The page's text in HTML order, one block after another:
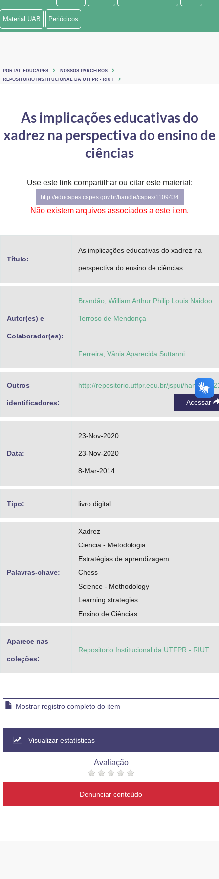
Ministério de Minas e Energia
Ministério do Turismo
Controladoria-Geral da União
Ministério da Mulher, da Família e dos Direitos Humanos
Secretaria de Governo
Gabinete de Segurança Institucional
Material UAB Periódicos
PORTAL EDUCAPES
NOSSOS PARCEIROS
REPOSITORIO INSTITUCIONAL DA UTFPR - RIUT
As implicações educativas do
xadrez na perspectiva do ensino de
ciências
Use este link compartilhar ou citar este material:
http://educapes.capes.gov.br/handle/capes/1109434
Não existem arquivos associados a este item.
Título:
As implicações educativas do xadrez na
perspectiva do ensino de ciências
Autor(es) e
Colaborador(es):
Brandão, William Arthur Philip Louis Naidoo
Terroso de Mendonça
Ferreira, Vânia Aparecida Suttanni
Outros
identificadores:
http://repositorio.utfpr.edu.br/jspui/handle/1/
Acessar
Data:
23-Nov-2020
23-Nov-2020
8-Mar-2014
Tipo: livro digital
Palavras-chave:
Xadrez
Ciência - Metodologia
Estratégias de aprendizagem
Chess
Science - Methodology
Learning strategies
Ensino de Ciências
Aparece nas
coleções:
Repositorio Institucional da UTFPR - RIUT
Mostrar registro completo do item
Visualizar estatísticas
Avaliação
Denunciar conteúdo